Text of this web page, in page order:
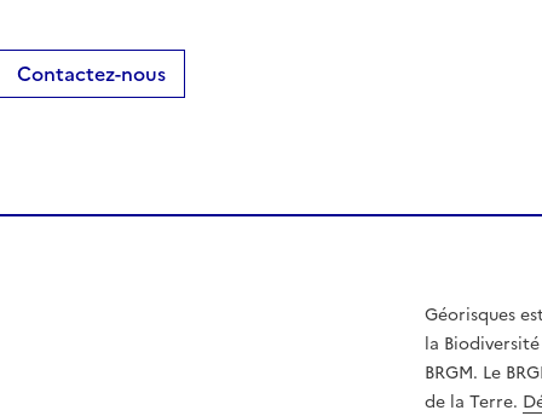
Contactez-nous
Géorisques
la
BRGM. Le
de la Terre.